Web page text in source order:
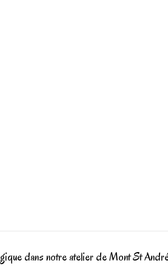
dans notre atelier de Mont St